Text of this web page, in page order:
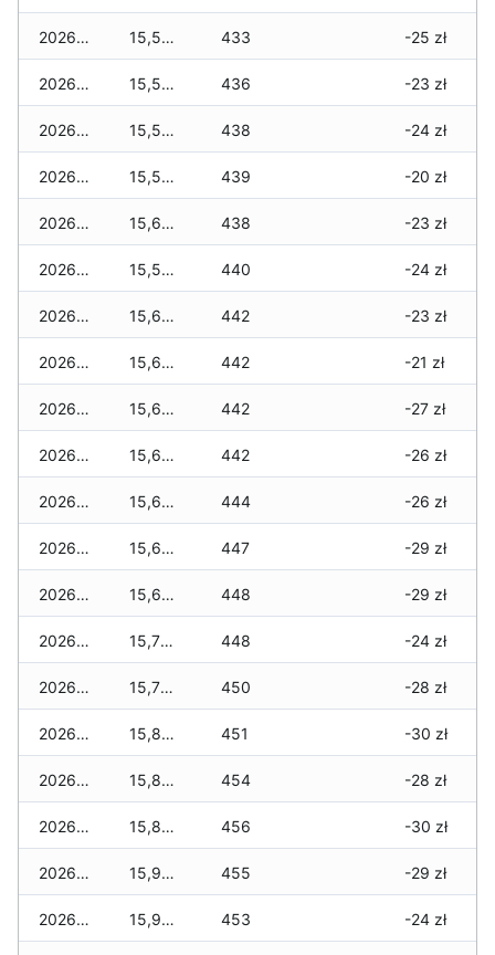
2026-03-17 15,540 zł 433 -25 zł
2026-03-16 15,540 zł 436 -23 zł
2026-03-15 15,540 zł 438 -24 zł
2026-03-14 15,590 zł 439 -20 zł
2026-03-13 15,620 zł 438 -23 zł
2026-03-12 15,570 zł 440 -24 zł
2026-03-11 15,600 zł 442 -23 zł
2026-03-10 15,660 zł 442 -21 zł
2026-03-09 15,620 zł 442 -27 zł
2026-03-08 15,620 zł 442 -26 zł
2026-03-07 15,620 zł 444 -26 zł
2026-03-06 15,620 zł 447 -29 zł
2026-03-05 15,640 zł 448 -29 zł
2026-03-04 15,770 zł 448 -24 zł
2026-03-03 15,730 zł 450 -28 zł
2026-03-02 15,830 zł 451 -30 zł
2026-03-01 15,810 zł 454 -28 zł
2026-02-27 15,880 zł 456 -30 zł
2026-02-26 15,930 zł 455 -29 zł
2026-02-25 15,990 zł 453 -24 zł